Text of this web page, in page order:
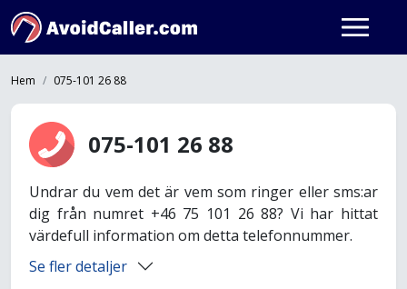
Hem 075-101 26 88
075-101 26 88
Undrar du vem det är vem som ringer eller sms:ar
dig från numret +46 75 101 26 88? Vi har hittat
värdefull information om detta telefonnummer.
Se fler detaljer